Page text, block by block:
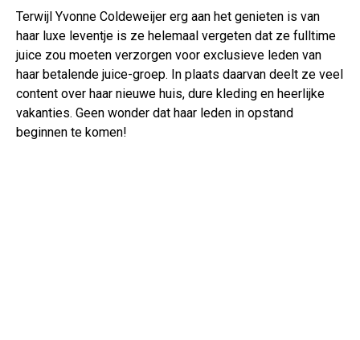
Terwijl Yvonne Coldeweijer erg aan het genieten is van
haar luxe leventje is ze helemaal vergeten dat ze fulltime
juice zou moeten verzorgen voor exclusieve leden van
haar betalende juice-groep. In plaats daarvan deelt ze veel
content over haar nieuwe huis, dure kleding en heerlijke
vakanties. Geen wonder dat haar leden in opstand
beginnen te komen!